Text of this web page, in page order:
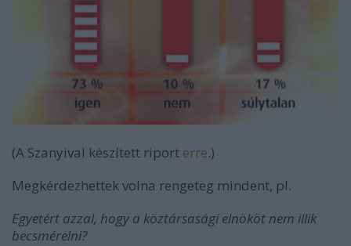
(A Szanyival készített riport erre.)
Megkérdezhettek volna rengeteg mindent, pl.
Egyetért azzal, hogy a köztársasági elnököt nem illik
becsmérelni?